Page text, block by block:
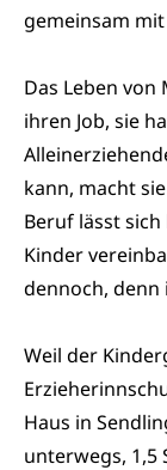
gemeinsam
Das Leben von
ihren Job, sie
kann, macht
Beruf lässt
Kinder
dennoch, denn
Weil der
Haus in
unterwegs, 1,5